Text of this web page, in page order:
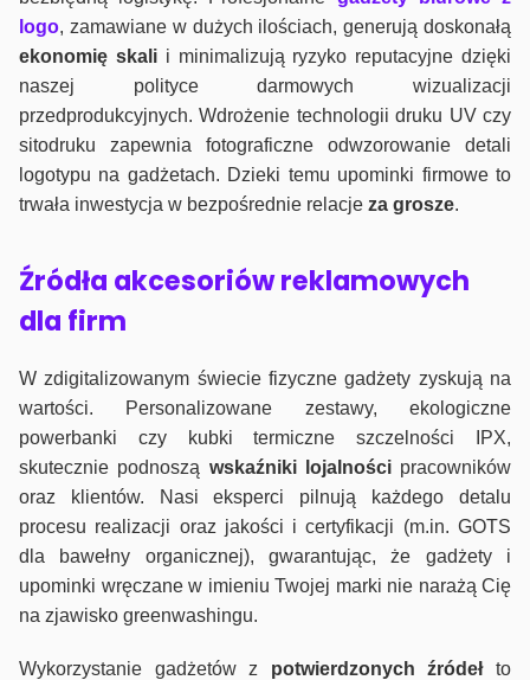
logo, zamawiane w dużych ilościach, generują doskonałą
ekonomię skalii minimalizują ryzyko reputacyjne dzięki
naszej polityce darmowych wizualizacji
przedprodukcyjnych. Wdrożenie technologii druku UV czy
sitodruku zapewnia fotograficzne odwzorowanie detali
logotypu na gadżetach. Dzieki temu upominki firmowe to
trwała inwestycja w bezpośrednie relacje za grosze.
Źródła akcesoriów reklamowych
dla firm
W zdigitalizowanym świecie fizyczne gadżety zyskują na
wartości. Personalizowane zestawy, ekologiczne
powerbanki czy kubki termiczne szczelności IPX,
skutecznie podnoszą wskaźniki lojalnościpracowników
oraz klientów. Nasi eksperci pilnują każdego detalu
procesu realizacji oraz jakości i certyfikacji (m.in. GOTS
dla bawełny organicznej), gwarantując, że gadżety i
upominki wręczane w imieniu Twojej marki nie narażą Cię
na zjawisko greenwashingu.
Wykorzystanie gadżetów z potwierdzonych źródełto